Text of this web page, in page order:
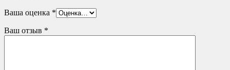
Ваша оценка *
Ваш отзыв *